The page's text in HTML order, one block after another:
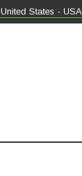
United States - USA